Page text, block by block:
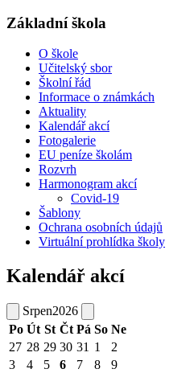
Základní škola
O škole
Učitelský sbor
Školní řád
Informace o známkách
Aktuality
Kalendář akcí
Fotogalerie
EU peníze školám
Rozvrh
Harmonogram akcí
Covid-19
Šablony
Ochrana osobních údajů
Virtuální prohlídka školy
Kalendář akcí
Srpen2026
Po Út St Čt Pá So Ne
27 28 29 30 31 1
2
3
4 5 6 7 8
9